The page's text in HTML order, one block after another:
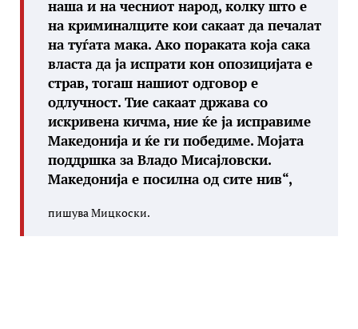
наша и на чесниот народ, колку што е
на криминалците кои сакаат да печалат
на туѓата мака. Ако пораката која сака
власта да ја испрати кон опозицијата е
страв, тогаш нашиот одговор е
одлучност. Тие сакаат држава со
искривена кичма, ние ќе ја исправиме
Македонија и ќе ги победиме. Мојата
поддршка за Владо Мисајловски.
Македонија е посилна од сите нив“,
пишува Мицкоски.